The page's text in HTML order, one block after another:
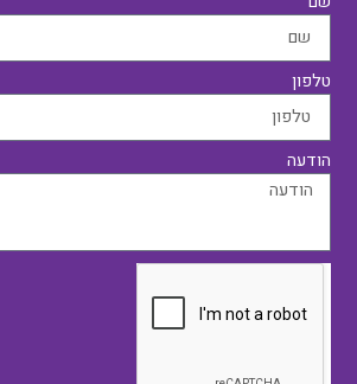
טלפון
הודעה